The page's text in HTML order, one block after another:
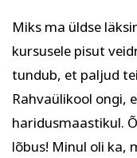
Kultuur ja
Miks ma üldse
kursusele pisut
tundub, et paljud
Rahvaülikool ongi,
haridusmaastikul.
lõbus! Minul oli ka,